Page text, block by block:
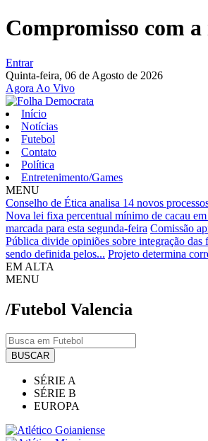
Compromisso com
Entrar
Quinta-feira, 06 de Agosto de 2026
Agora Ao Vivo
Início
Notícias
Futebol
Contato
Política
Entretenimento/Games
MENU
Conselho de Ética analisa 14 novos
Nova lei fixa percentual mínimo de cacau
marcada para esta segunda-feira Comissão
Pública divide opiniões sobre integração das
sendo definida pelos... Projeto determina
EM ALTA
MENU
/Futebol Valencia
BUSCAR
SÉRIE A
SÉRIE B
EUROPA